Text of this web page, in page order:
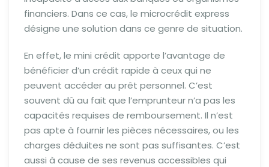
financiers. Dans ce cas, le microcrédit express
désigne une solution dans ce genre de situation.
En effet, le mini crédit apporte l’avantage de
bénéficier d’un crédit rapide à ceux qui ne
peuvent accéder au prêt personnel. C’est
souvent dû au fait que l’emprunteur n’a pas les
capacités requises de remboursement. Il n’est
pas apte à fournir les pièces nécessaires, ou les
charges déduites ne sont pas suffisantes. C’est
aussi à cause de ses revenus accessibles qui